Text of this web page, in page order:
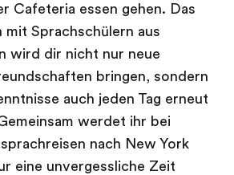
Cafeteria essen gehen. Das
mit Sprachschülern aus
wird dir nicht nur neue
bringen, sondern
auch jeden Tag erneut
werdet ihr bei
nach New York
eine unvergessliche Zeit